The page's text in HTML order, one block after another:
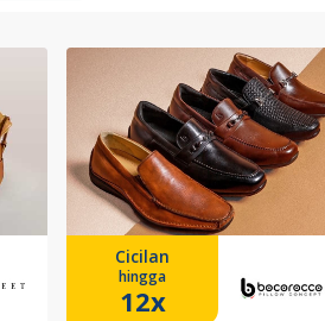
Cicilan
hingga
12x